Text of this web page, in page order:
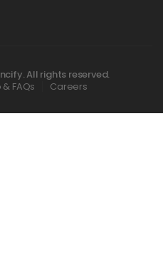
All rights reserved.
FAQs Careers